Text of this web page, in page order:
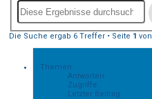
Aktive
Themen
Suche
Die Suche ergab 6 Treffer • Seite 1 von
Themen
Antworten
Zugriffe
Letzter Beitrag